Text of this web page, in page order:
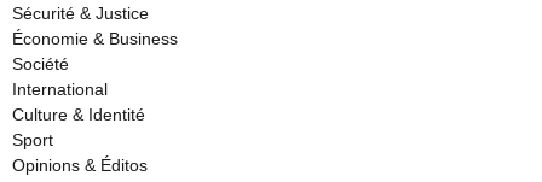
Sécurité & Justice
Économie & Business
Société
International
Culture & Identité
Sport
Opinions & Éditos